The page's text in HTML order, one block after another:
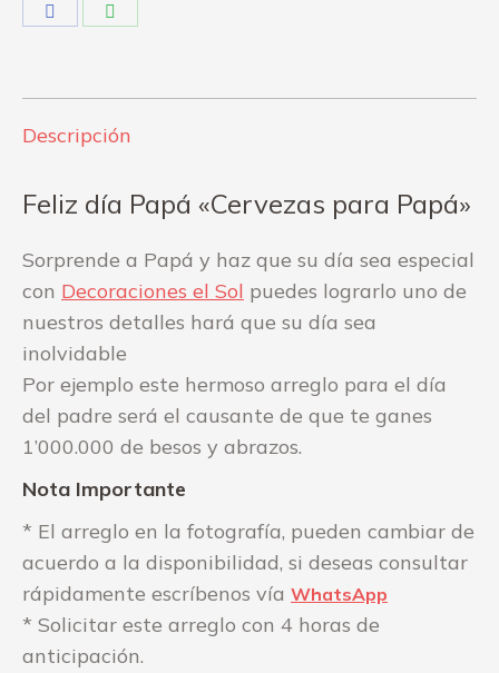
Descripción
Feliz día Papá «Cervezas para Papá»
Sorprende a Papá y haz que su día sea especial
con Decoraciones el Sol puedes lograrlo uno de
nuestros detalles hará que su día sea
inolvidable
Por ejemplo este hermoso arreglo para el día
del padre será el causante de que te ganes
1’000.000 de besos y abrazos.
Nota Importante
* El arreglo en la fotografía, pueden cambiar de
acuerdo a la disponibilidad, si deseas consultar
rápidamente escríbenos vía WhatsApp
* Solicitar este arreglo con 4 horas de
anticipación.